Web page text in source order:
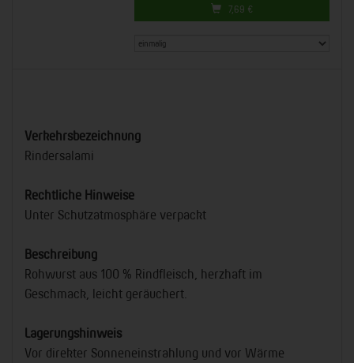
7,69 €
Verkehrsbezeichnung
Rindersalami
Rechtliche Hinweise
Unter Schutzatmosphäre verpackt
Beschreibung
Rohwurst aus 100 % Rindfleisch, herzhaft im
Geschmack, leicht geräuchert.
Lagerungshinweis
Vor direkter Sonneneinstrahlung und vor Wärme